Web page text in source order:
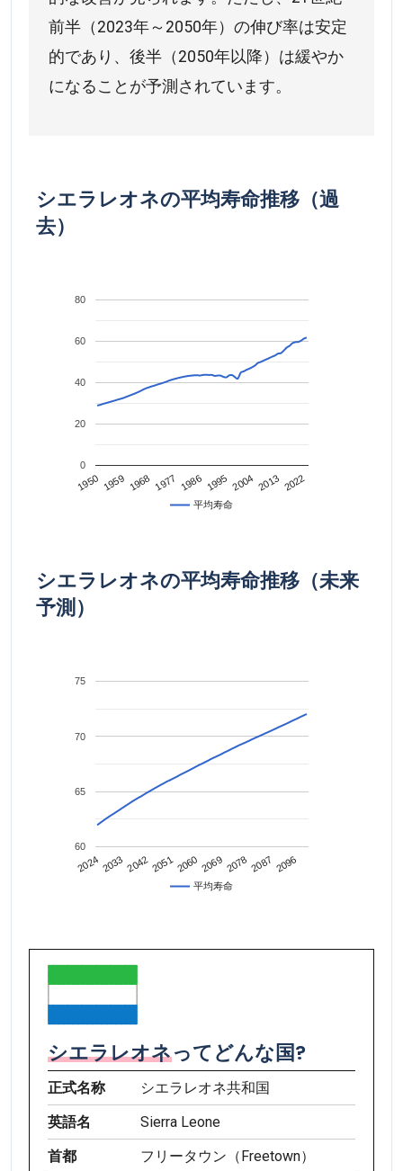
前半（2023年～2050年）の伸び率は安定
的であり、後半（2050年以降）は緩やか
になることが予測されています。
シエラレオネの平均寿命推移（過
去）
平均寿命
1950 1959 1968 1977 1986 1995 2004 2013 2022
0
20
40
60
80
シエラレオネの平均寿命推移（未来
予測）
平均寿命
2024 2033204220512060 2069 20782087 2096
60
65
70
75
シエラレオネってどんな国?
正式名称
シエラレオネ共和国
英語名
Sierra Leone
首都
フリータウン（Freetown）